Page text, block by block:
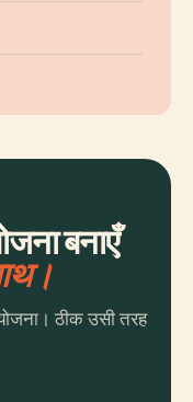
बनाएँ
ठीक उसी तरह